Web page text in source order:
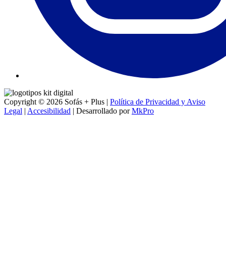
Copyright © 2026 Sofás + Plus | Política de Privacidad y Aviso
Legal | Accesibilidad | Desarrollado porMkPro